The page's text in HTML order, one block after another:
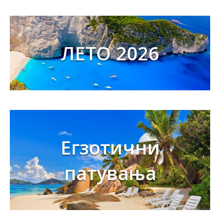
ЛЕТО 2026
Егзотични
патувања